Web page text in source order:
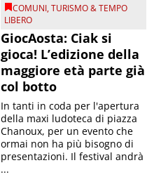
COMUNI,TURISMO & TEMPO
LIBERO
GiocAosta: Ciak si
gioca! L’edizione della
maggiore età parte già
col botto
In tanti in coda per l'apertura
della maxi ludoteca di piazza
Chanoux, per un evento che
ormai non ha più bisogno di
presentazioni. Il festival andrà
...